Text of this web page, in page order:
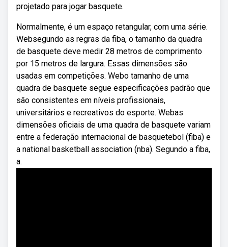
projetado para jogar basquete.
Normalmente, é um espaço retangular, com uma série.
Websegundo as regras da fiba, o tamanho da quadra
de basquete deve medir 28 metros de comprimento
por 15 metros de largura. Essas dimensões são
usadas em competições. Webo tamanho de uma
quadra de basquete segue especificações padrão que
são consistentes em níveis profissionais,
universitários e recreativos do esporte. Webas
dimensões oficiais de uma quadra de basquete variam
entre a federação internacional de basquetebol (fiba) e
a national basketball association (nba). Segundo a fiba,
a.